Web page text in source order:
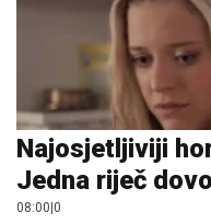
Najosjetljiviji
Jedna riječ
08:00 0